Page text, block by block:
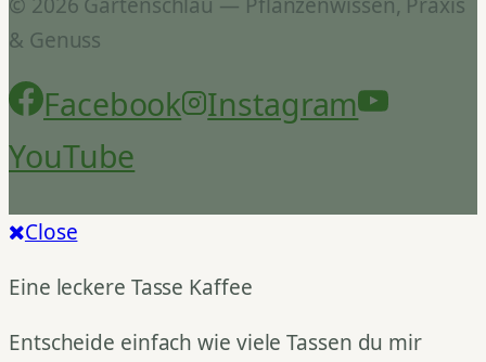
© 2026 Gartenschlau — Pflanzenwissen, Praxis
& Genuss
Facebook
Instagram
YouTube
Close
Eine leckere Tasse Kaffee
Entscheide einfach wie viele Tassen du mir